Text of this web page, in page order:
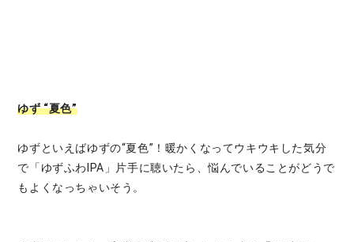
ゆず “夏色”
ゆずといえばゆずの“夏色”！暖かくなってウキウキした気分
で「ゆずふわIPA」片手に聴いたら、悩んでいることがどうで
もよくなっちゃいそう。